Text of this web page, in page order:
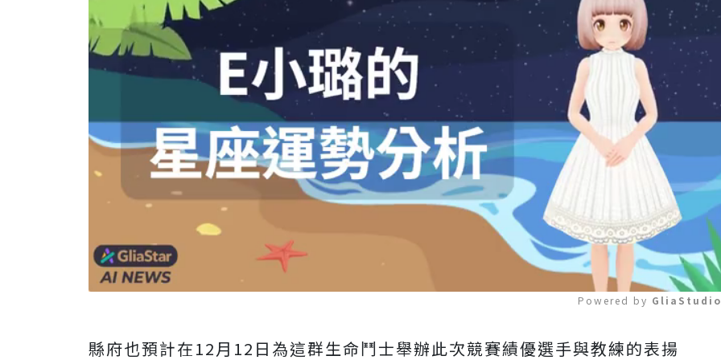
Mute
Powered by
縣府也預計在12月12日為這群生命鬥士舉辦此次競賽績優選手與教練的表揚